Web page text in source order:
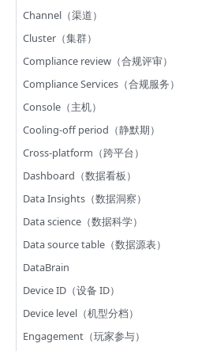
Channel（渠道）
Cluster（集群）
Compliance review（合规评审）
Compliance Services（合规服务）
Console（主机）
Cooling-off period（静默期）
Cross-platform（跨平台）
Dashboard（数据看板）
Data Insights（数据洞察）
Data science（数据科学）
Data source table（数据源表）
DataBrain
Device ID（设备 ID）
Device level（机型分档）
Engagement（玩家参与）